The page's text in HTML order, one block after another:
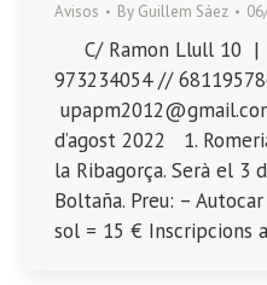
Avisos By Guillem Sáez
C/ Ramon Llull 10 |
973234054 //
d’agost 2022 1.
la Ribagorça. Serà el 3
Boltaña. Preu: –
sol = 15 € Inscripcions